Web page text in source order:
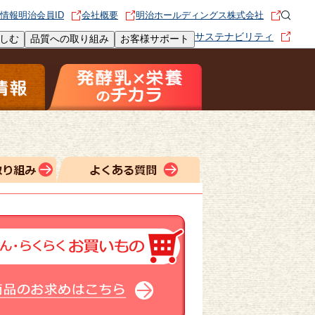
む 品質への取り組み お客様サポート サステナビリティ
報明治会員ID 会社概要 明治ホールディングス株式会社